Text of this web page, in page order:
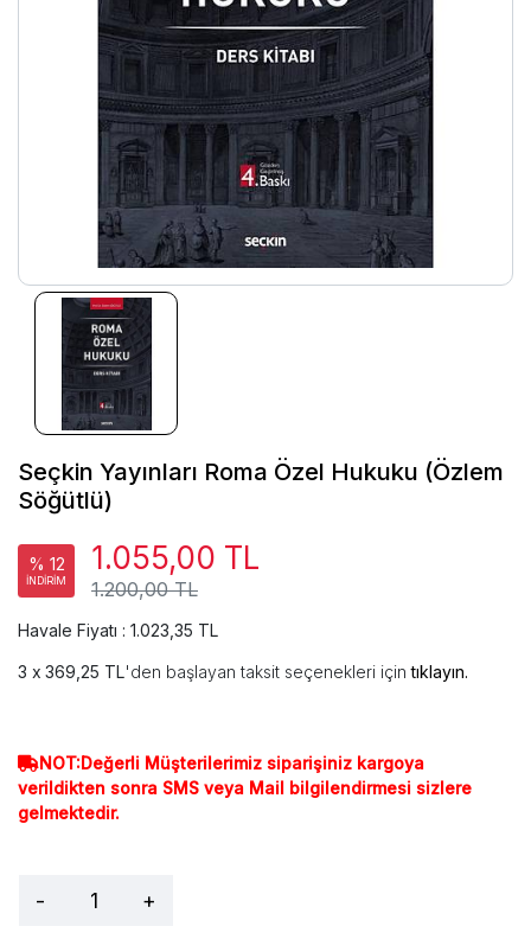
Seçkin Yayınları Roma Özel Hukuku (Özlem
Söğütlü)
% 12
İNDİRİM 1.200,00 TL
1.055,00 TL
Havale Fiyatı : 1.023,35 TL
369,25 TL'den başlayan taksit seçenekleri içintıklayın.
NOT:Değerli Müşterilerimiz siparişiniz kargoya
verildikten sonra SMS veya Mail bilgilendirmesi sizlere
gelmektedir.
- +